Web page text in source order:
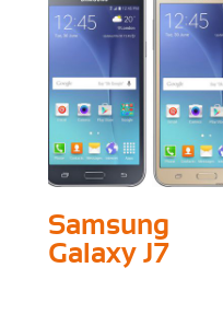
Samsung
Galaxy J7